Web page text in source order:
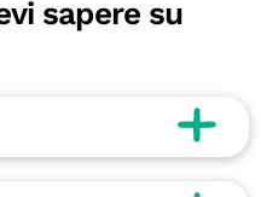
sapere su